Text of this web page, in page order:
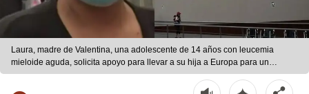
Laura, madre de Valentina, una adolescente de 14 años con leucemia
mieloide aguda, solicita apoyo para llevar a su hija a Europa para un
trasplante de médula ósea urgente. | composición LR